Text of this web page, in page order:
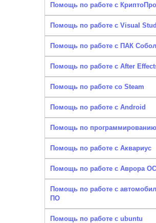
Помощь по работе с КриптоПро
Помощь по работе с Visual
Помощь по работе с ПАК
Помощь по работе с After
Помощь по работе со Steam
Помощь по работе с Android
Помощь по программированию
Помощь по работе с Аквариус
Помощь по работе с Аврора ОС
Помощь по работе с
ПО
Помощь по работе с ubuntu